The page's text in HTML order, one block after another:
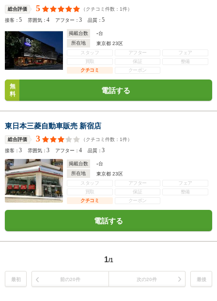
総合評価 5 （クチコミ件数： 1件）
接客：5 雰囲気：4 アフター：3 品質：5
掲載台数 -台
所在地
東京都 23区
スタッフ
アフター
フェア
買取
保証
整備
クチコミ
クーポン
無
料
電話する
東日本三菱自動車販売 新宿店
総合評価 3 （クチコミ件数： 1件）
接客：3 雰囲気：3 アフター：4 品質：3
掲載台数 -台
所在地
東京都 23区
スタッフ
アフター
フェア
買取
保証
整備
クチコミ
クーポン
電話する
1/1
最初 前の20件 次の20件 最後